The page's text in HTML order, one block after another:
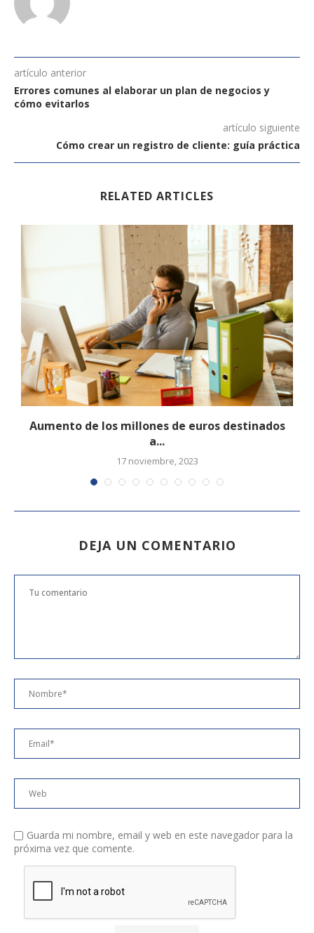
artículo anterior
Errores comunes al elaborar un plan de negocios y
cómo evitarlos
artículo siguiente
Cómo crear un registro de cliente: guía práctica
RELATED ARTICLES
Aumento de los millones de euros destinados
a...
17 noviembre, 2023
DEJA UN COMENTARIO
Guarda mi nombre, email y web en este navegador para la
próxima vez que comente.